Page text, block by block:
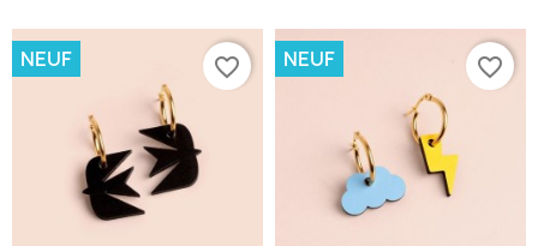
NEUF favorite_border NEUF favorite_border